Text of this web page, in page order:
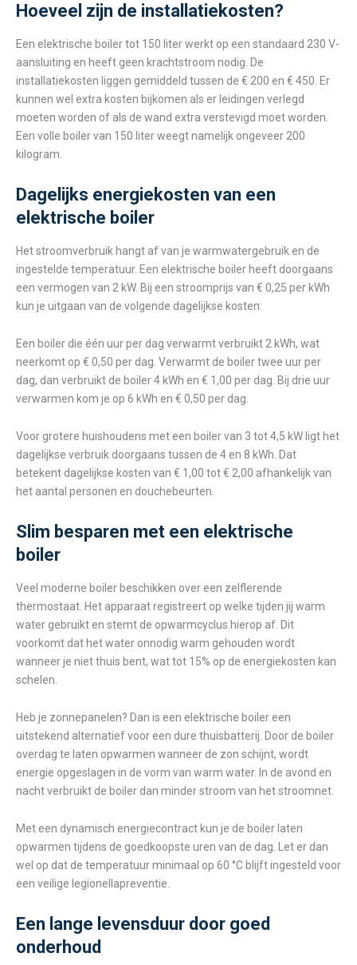
Hoeveel zijn de installatiekosten?
Een elektrische boiler tot 150 liter werkt op een standaard 230 V-
aansluiting en heeft geen krachtstroom nodig. De
installatiekosten liggen gemiddeld tussen de € 200 en € 450. Er
kunnen wel extra kosten bijkomen als er leidingen verlegd
moeten worden of als de wand extra verstevigd moet worden.
Een volle boiler van 150 liter weegt namelijk ongeveer 200
kilogram.
Dagelijks energiekosten van een
elektrische boiler
Het stroomverbruik hangt af van je warmwatergebruik en de
ingestelde temperatuur. Een elektrische boiler heeft doorgaans
een vermogen van 2 kW. Bij een stroomprijs van € 0,25 per kWh
kun je uitgaan van de volgende dagelijkse kosten:
Een boiler die één uur per dag verwarmt verbruikt 2 kWh, wat
neerkomt op € 0,50 per dag. Verwarmt de boiler twee uur per
dag, dan verbruikt de boiler 4 kWh en € 1,00 per dag. Bij drie uur
verwarmen kom je op 6 kWh en € 0,50 per dag.
Voor grotere huishoudens met een boiler van 3 tot 4,5 kW ligt het
dagelijkse verbruik doorgaans tussen de 4 en 8 kWh. Dat
betekent dagelijkse kosten van € 1,00 tot € 2,00 afhankelijk van
het aantal personen en douchebeurten.
Slim besparen met een elektrische
boiler
Veel moderne boiler beschikken over een zelflerende
thermostaat. Het apparaat registreert op welke tijden jij warm
water gebruikt en stemt de opwarmcyclus hierop af. Dit
voorkomt dat het water onnodig warm gehouden wordt
wanneer je niet thuis bent, wat tot 15% op de energiekosten kan
schelen.
Heb je zonnepanelen? Dan is een elektrische boiler een
uitstekend alternatief voor een dure thuisbatterij. Door de boiler
overdag te laten opwarmen wanneer de zon schijnt, wordt
energie opgeslagen in de vorm van warm water. In de avond en
nacht verbruikt de boiler dan minder stroom van het stroomnet.
Met een dynamisch energiecontract kun je de boiler laten
opwarmen tijdens de goedkoopste uren van de dag. Let er dan
wel op dat de temperatuur minimaal op 60 °C blijft ingesteld voor
een veilige legionellapreventie.
Een lange levensduur door goed
onderhoud